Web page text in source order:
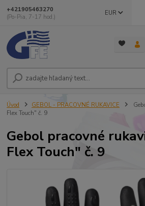
EUR
+421905463270
(Po-Pia, 7-17 hod.)
Úvod GEBOL - PRACOVNÉ RUKAVICE
Flex Touch" č. 9
Gebol pracovné
Flex Touch" č. 9